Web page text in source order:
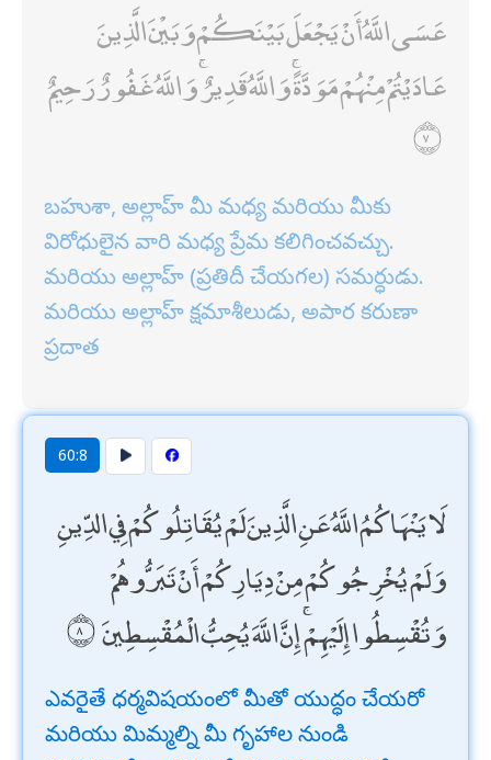
عَسَى اللَّهُ أَنْ يَجْعَلَ بَيْنَكُمْ وَبَيْنَ الَّذِينَ
عَادَيْتُمْ مِنْهُمْ مَوَدَّةً ۚ وَاللَّهُ قَدِيرٌ ۚ وَاللَّهُ غَفُورٌ رَحِيمٌ
బహుశా, అల్లాహ్ మీ మధ్య మరియు మీకు
విరోధులైన వారి మధ్య ప్రేమ కలిగించవచ్చు.
మరియు అల్లాహ్ (ప్రతిదీ చేయగల) సమర్ధుడు.
మరియు అల్లాహ్ క్షమాశీలుడు, అపార కరుణా
ప్రదాత
60:8
لَا يَنْهَاكُمُ اللَّهُ عَنِ الَّذِينَ لَمْ يُقَاتِلُوكُمْ فِي الدِّينِ
وَلَمْ يُخْرِجُوكُمْ مِنْ دِيَارِكُمْ أَنْ تَبَرُّوهُمْ
وَتُقْسِطُوا إِلَيْهِمْ ۚ إِنَّ اللَّهَ يُحِبُّ الْمُقْسِطِينَ
ఎవరైతే ధర్మవిషయంలో మీతో యుద్ధం చేయరో
మరియు మిమ్మల్ని మీ గృహాల నుండి